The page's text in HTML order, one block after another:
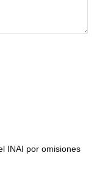
INAI por omisiones